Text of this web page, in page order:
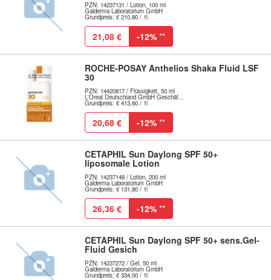
PZN: 14237131 / Lotion, 100 ml
Galderma Laboratorium GmbH
Grundpreis: € 210,80 / 1l
21,08 € -12% **
ROCHE-POSAY Anthelios Shaka Fluid LSF
30
PZN: 14420817 / Flüssigkeit, 50 ml
L'Oreal Deutschland GmbH Geschäf...
Grundpreis: € 413,60 / 1l
20,68 € -12% **
CETAPHIL Sun Daylong SPF 50+
liposomale Lotion
PZN: 14237148 / Lotion, 200 ml
Galderma Laboratorium GmbH
Grundpreis: € 131,80 / 1l
26,36 € -12% **
CETAPHIL Sun Daylong SPF 50+ sens.Gel-
Fluid Gesich
PZN: 14237272 / Gel, 50 ml
Galderma Laboratorium GmbH
Grundpreis: € 334,00 / 1l